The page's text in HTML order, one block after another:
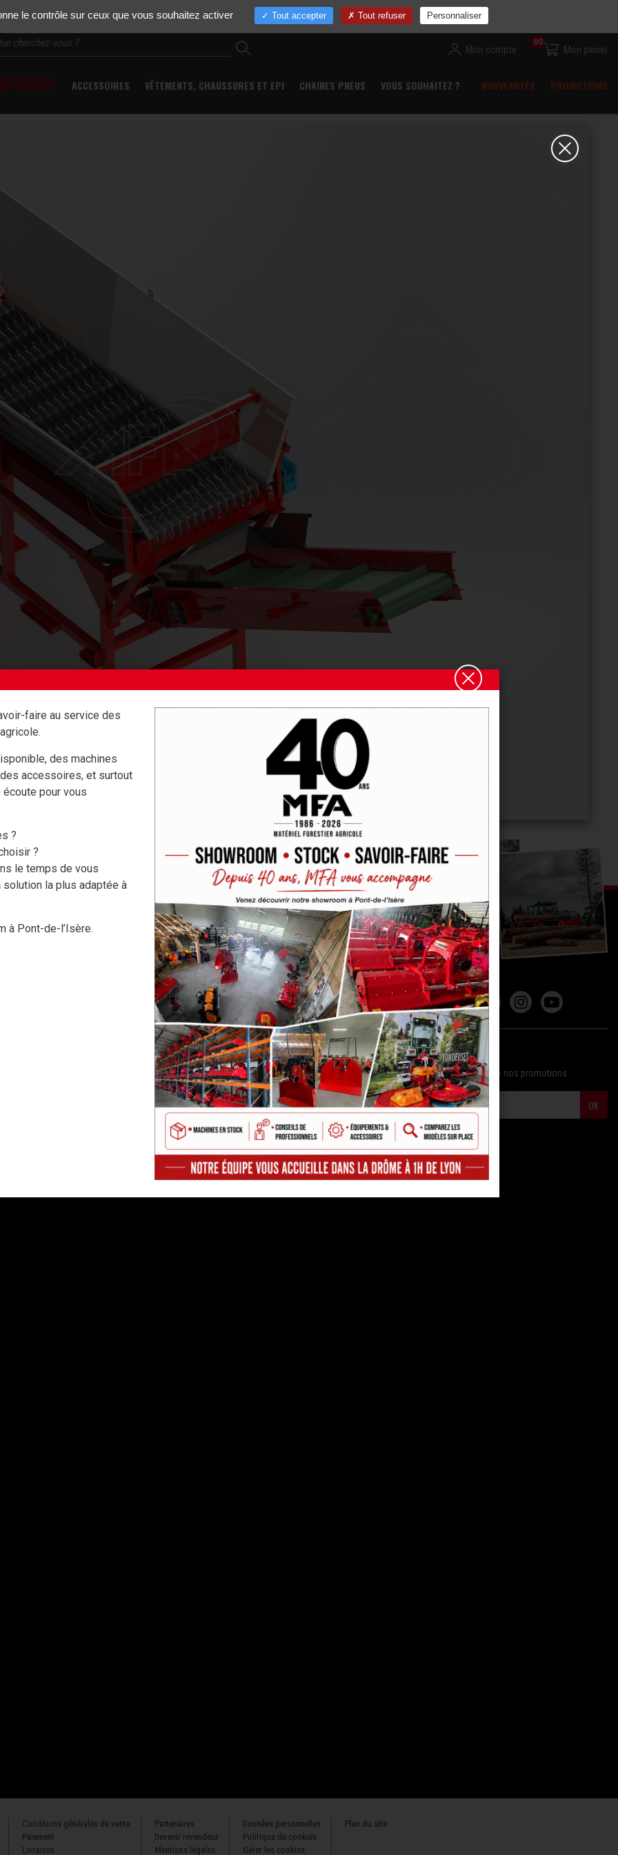
Actualités Entreprise Nos marques Pièces détachées Occasions Devenir revendeur Commande rapide
Mon compte Mon panier
00
ACCESSOIRES VÊTEMENTS, CHAUSSURES ET EPI CHAINES PNEUS VOUS SOUHAITEZ ? NOUVEAUTÉS PROMOTIONS
VÊTEMENTS,
CHAUSSURES ET EPI
NOS MARQUES
COLLINO
KRPAN
MFA
FBC
JUNKKARI
TEHNOS
WESTERMANN
VERIGA
PALMS
FISCHER
REJOIGNEZ
LA COMMUNAUTÉ MFA !
NEWSLETTER
Tenez-vous informés de nos nouveautés et de nos promotions
OK
Conditions générales de vente
Paiement
Livraison
Partenaires
Devenir revendeur
Mentions légales
Données personnelles
Politique de cookies
Gérer les cookies
Plan du site
faire au service des
des machines
accessoires, et surtout
pour vous
?
?
le temps de vous
la plus adaptée à
à Pont-de-l’Isère.
le contrôle sur ceux que vous souhaitez activer Tout accepter Tout refuser Personnaliser